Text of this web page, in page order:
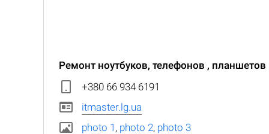
Ремонт ноутбуков, телефонов , планшетов
+380 66 934 6191
itmaster.lg.ua
photo 1 , photo 2, photo 3